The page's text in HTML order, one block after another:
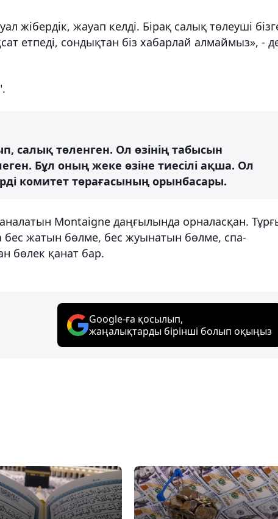
жібердік, жауап келді. Бірақ салық төлеуші
етпеді, сондықтан біз хабарлай алмаймыз», -
салық төленген. Ол өзінің табысын
Бұл оның жеке өзіне тиесілі ақша. Ол
комитет төрағасының орынбасары.
Montaigne даңғылында орналасқан.
жатын бөлме, бес жуынатын бөлме, спа-
бөлек қанат бар.
Google-ға қосылып,
жаңалықтарды бірінші болып оқыңыз